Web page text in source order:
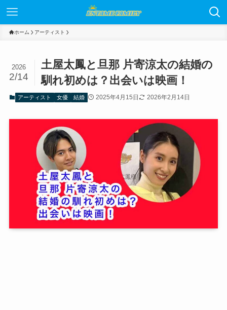
ホーム アーティスト
土屋太鳳と旦那 片寄涼太の結婚の
馴れ初めは？出会いは映画！
2026
2/14
アーティスト 女優 結婚 2025年4月15日 2026年2月14日